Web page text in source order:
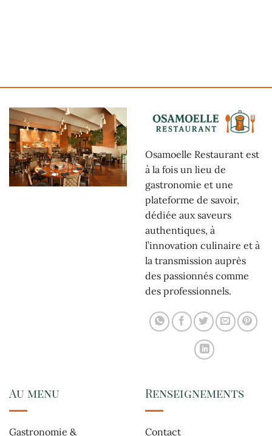
Osamoelle Restaurant est
à la fois un lieu de
gastronomie et une
plateforme de savoir,
dédiée aux saveurs
authentiques, à
l’innovation culinaire et à
la transmission auprès
des passionnés comme
des professionnels.
Au menu
Gastronomie &
Renseignements
Contact